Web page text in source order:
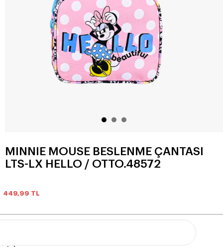
MINNIE MOUSE BESLENME ÇANTASI
LTS-LX HELLO / OTTO.48572
449,99 TL